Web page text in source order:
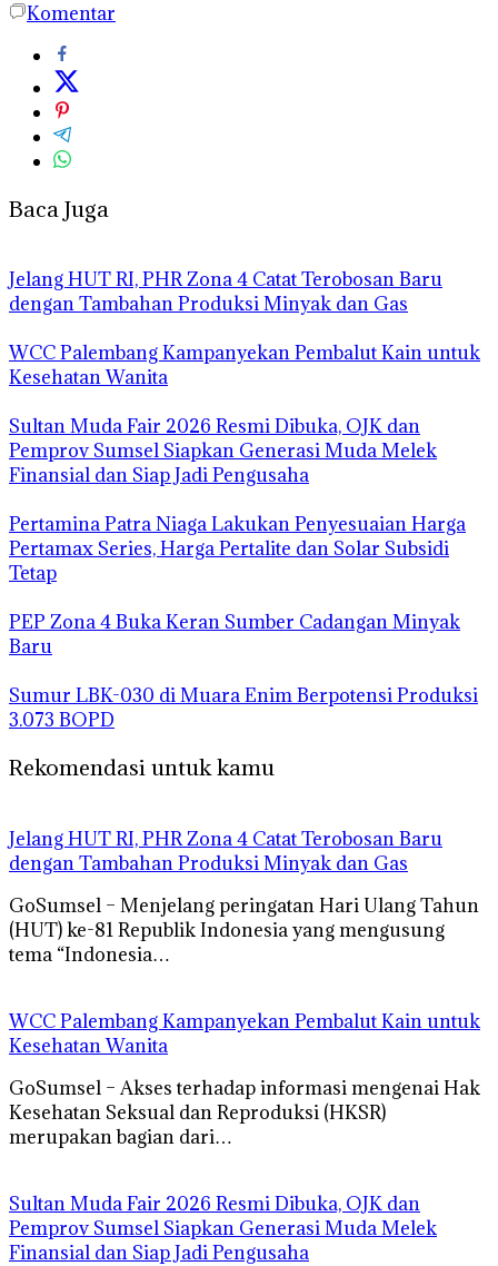
Komentar
Baca Juga
Jelang HUT RI, PHR Zona 4 Catat Terobosan Baru
dengan Tambahan Produksi Minyak dan Gas
WCC Palembang Kampanyekan Pembalut Kain untuk
Kesehatan Wanita
Sultan Muda Fair 2026 Resmi Dibuka, OJK dan
Pemprov Sumsel Siapkan Generasi Muda Melek
Finansial dan Siap Jadi Pengusaha
Pertamina Patra Niaga Lakukan Penyesuaian Harga
Pertamax Series, Harga Pertalite dan Solar Subsidi
Tetap
PEP Zona 4 Buka Keran Sumber Cadangan Minyak
Baru
Sumur LBK-030 di Muara Enim Berpotensi Produksi
3.073 BOPD
Rekomendasi untuk kamu
Jelang HUT RI, PHR Zona 4 Catat Terobosan Baru
dengan Tambahan Produksi Minyak dan Gas
GoSumsel – Menjelang peringatan Hari Ulang Tahun
(HUT) ke-81 Republik Indonesia yang mengusung
tema “Indonesia…
WCC Palembang Kampanyekan Pembalut Kain untuk
Kesehatan Wanita
GoSumsel – Akses terhadap informasi mengenai Hak
Kesehatan Seksual dan Reproduksi (HKSR)
merupakan bagian dari…
Sultan Muda Fair 2026 Resmi Dibuka, OJK dan
Pemprov Sumsel Siapkan Generasi Muda Melek
Finansial dan Siap Jadi Pengusaha